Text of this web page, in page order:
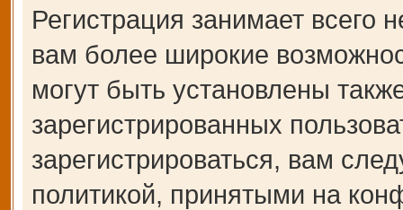
Регистрация занимает всего
вам более широкие
могут быть установлены
зарегистрированных
зарегистрироваться, вам
политикой, принятыми на